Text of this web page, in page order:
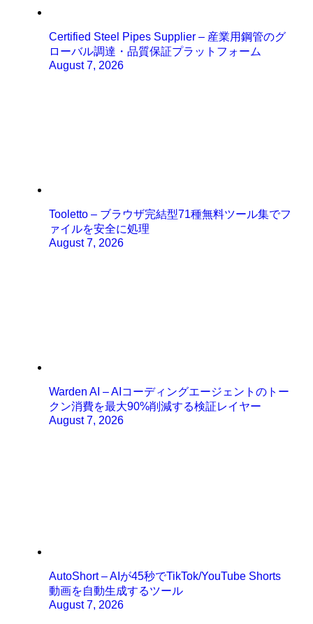
Certified Steel Pipes Supplier – 産業用鋼管のグ
ローバル調達・品質保証プラットフォーム
August 7, 2026
Tooletto – ブラウザ完結型71種無料ツール集でフ
ァイルを安全に処理
August 7, 2026
Warden AI – AIコーディングエージェントのトー
クン消費を最大90%削減する検証レイヤー
August 7, 2026
AutoShort – AIが45秒でTikTok/YouTube Shorts
動画を自動生成するツール
August 7, 2026